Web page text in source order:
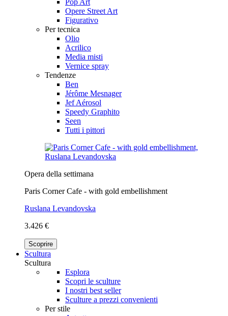
Opere Street Art
Figurativo
Per tecnica
Olio
Acrilico
Media misti
Vernice spray
Tendenze
Ben
Jérôme Mesnager
Jef Aérosol
Speedy Graphito
Seen
Tutti i pittori
Opera della settimana
Paris Corner Cafe - with gold embellishment
Ruslana Levandovska
3.426 €
Scoprire
Scultura
Scultura
Esplora
Scopri le sculture
I nostri best seller
Sculture a prezzi convenienti
Per stile